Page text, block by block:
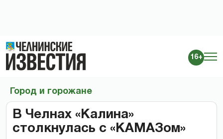
16+
Город и горожане
В Челнах «Калина»
столкнулась с «КАМАЗом»